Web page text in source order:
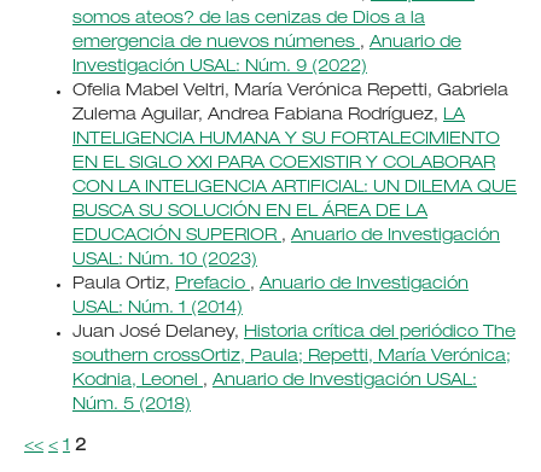
somos ateos? de las cenizas de Dios a la
emergencia de nuevos númenes , Anuario de
Investigación USAL: Núm. 9 (2022)
Ofelia Mabel Veltri, María Verónica Repetti, Gabriela
Zulema Aguilar, Andrea Fabiana Rodríguez, LA
INTELIGENCIA HUMANA Y SU FORTALECIMIENTO
EN EL SIGLO XXI PARA COEXISTIR Y COLABORAR
CON LA INTELIGENCIA ARTIFICIAL: UN DILEMA QUE
BUSCA SU SOLUCIÓN EN EL ÁREA DE LA
EDUCACIÓN SUPERIOR , Anuario de Investigación
USAL: Núm. 10 (2023)
Paula Ortiz, Prefacio , Anuario de Investigación
USAL: Núm. 1 (2014)
Juan José Delaney, Historia crítica del periódico The
southern crossOrtiz, Paula; Repetti, María Verónica;
Kodnia, Leonel , Anuario de Investigación USAL:
Núm. 5 (2018)
<< < 1 2